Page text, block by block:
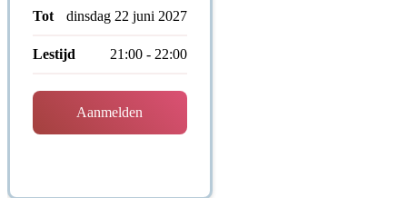
Tot dinsdag 22 juni 2027
Lestijd 21:00 - 22:00
Aanmelden